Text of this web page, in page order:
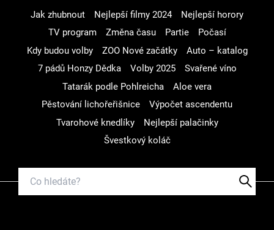
Jak zhubnout Nejlepší filmy 2024
Nejlepší horory
TV program
Změna času Partie
Počasí
Kdy budou volby
ZOO Nové začátky
Auto – katalog
7 pádů Honzy Dědka
Volby 2025
Svařené víno
Tatarák podle Pohlreicha
Aloe vera
Pěstování lichořeřišnice
Výpočet ascendentu
Tvarohové knedlíky
Nejlepší palačinky
Švestkový koláč